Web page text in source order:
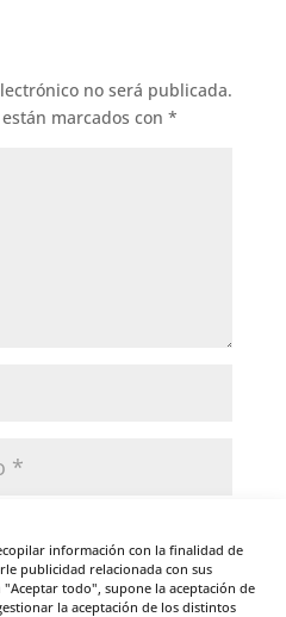
información con la finalidad de
publicidad relacionada con sus
todo", supone la aceptación de
la aceptación de los distintos
no será publicada.
marcados con *
vez que comente.